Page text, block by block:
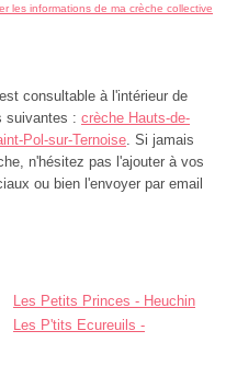
les informations de ma crèche collective
est consultable à l'intérieur de
suivantes : crèche Hauts-de-
Pol-sur-Ternoise . Si jamais
n'hésitez pas l'ajouter à vos
ou bien l'envoyer par email
Les Petits Princes - Heuchin
Les P'tits Ecureuils -